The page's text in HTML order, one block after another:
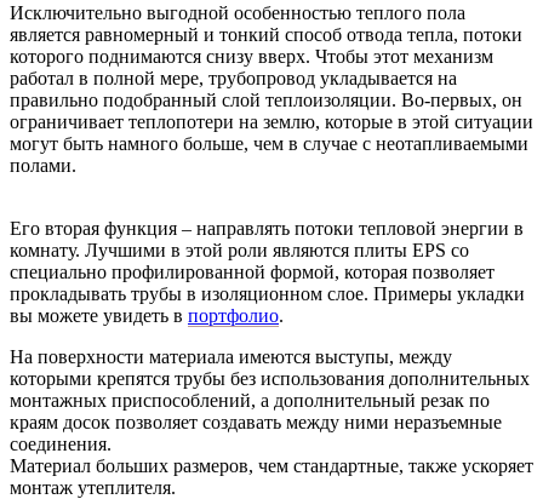
Исключительно выгодной особенностью теплого пола
является равномерный и тонкий способ отвода тепла, потоки
которого поднимаются снизу вверх. Чтобы этот механизм
работал в полной мере, трубопровод укладывается на
правильно подобранный слой теплоизоляции. Во-первых, он
ограничивает теплопотери на землю, которые в этой ситуации
могут быть намного больше, чем в случае с неотапливаемыми
полами.
Его вторая функция – направлять потоки тепловой энергии в
комнату. Лучшими в этой роли являются плиты EPS со
специально профилированной формой, которая позволяет
прокладывать трубы в изоляционном слое. Примеры укладки
вы можете увидеть в портфолио.
На поверхности материала имеются выступы, между
которыми крепятся трубы без использования дополнительных
монтажных приспособлений, а дополнительный резак по
краям досок позволяет создавать между ними неразъемные
соединения.
Материал больших размеров, чем стандартные, также ускоряет
монтаж утеплителя.